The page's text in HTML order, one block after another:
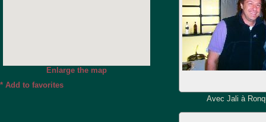
Enlarge the map
* Add to favorites
Avec Jali à